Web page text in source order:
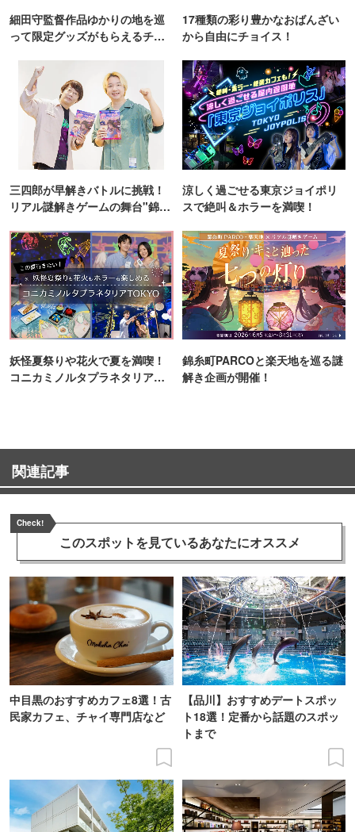
細田守監督作品ゆかりの地を巡
って限定グッズがもらえるチャ
17種類の彩り豊かなおばんざい
から自由にチョイス！
三四郎が早解きバトルに挑戦！
リアル謎解きゲームの舞台"錦糸
涼しく過ごせる東京ジョイポリ
スで絶叫＆ホラーを満喫！
妖怪夏祭りや花火で夏を満喫！
コニカミノルタプラネタリア
錦糸町PARCOと楽天地を巡る謎
解き企画が開催！
関連記事
Check!
このスポットを見ているあなたにオススメ
中目黒のおすすめカフェ8選！古
民家カフェ、チャイ専門店など
【品川】おすすめデートスポッ
ト18選！定番から話題のスポッ
トまで